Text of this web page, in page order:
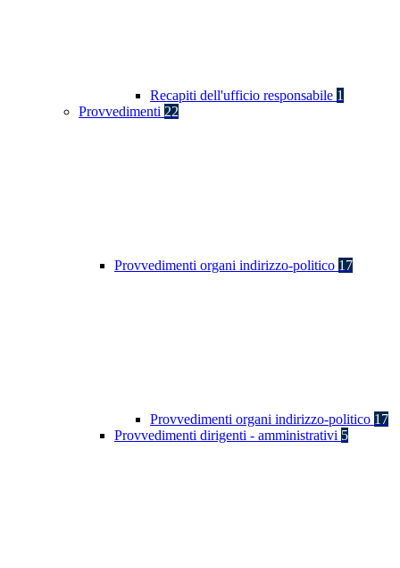
Recapiti dell'ufficio responsabile 1
Provvedimenti 22
Provvedimenti organi indirizzo-politico 17
Provvedimenti organi indirizzo-politico 17
Provvedimenti dirigenti - amministrativi 5